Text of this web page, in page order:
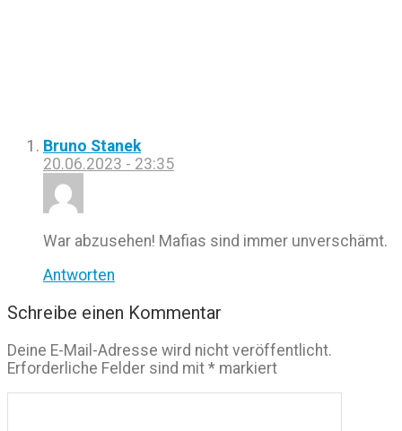
Bruno Stanek
20.06.2023 - 23:35
War abzusehen! Mafias sind immer unverschämt.
Antworten
Schreibe einen Kommentar
Deine E-Mail-Adresse wird nicht veröffentlicht.
Erforderliche Felder sind mit * markiert